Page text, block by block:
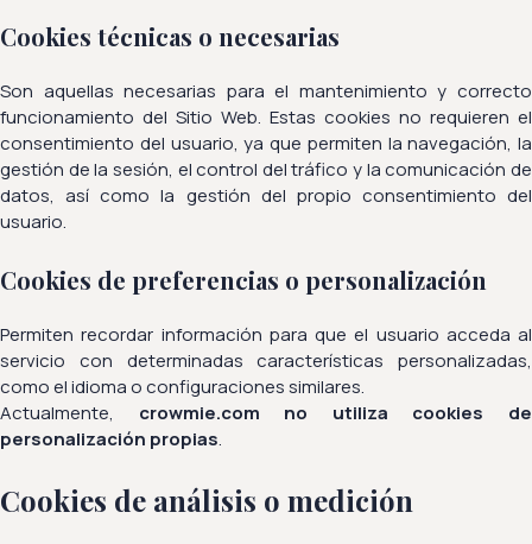
Cookies técnicas o necesarias
Son aquellas necesarias para el mantenimiento y correcto
funcionamiento del Sitio Web. Estas cookies no requieren el
consentimiento del usuario, ya que permiten la navegación, la
gestión de la sesión, el control del tráfico y la comunicación de
datos, así como la gestión del propio consentimiento del
usuario.
Cookies de preferencias o personalización
Permiten recordar información para que el usuario acceda al
servicio con determinadas características personalizadas,
como el idioma o configuraciones similares.
Actualmente, crowmie.com no utiliza cookies de
personalización propias.
Cookies de análisis o medición